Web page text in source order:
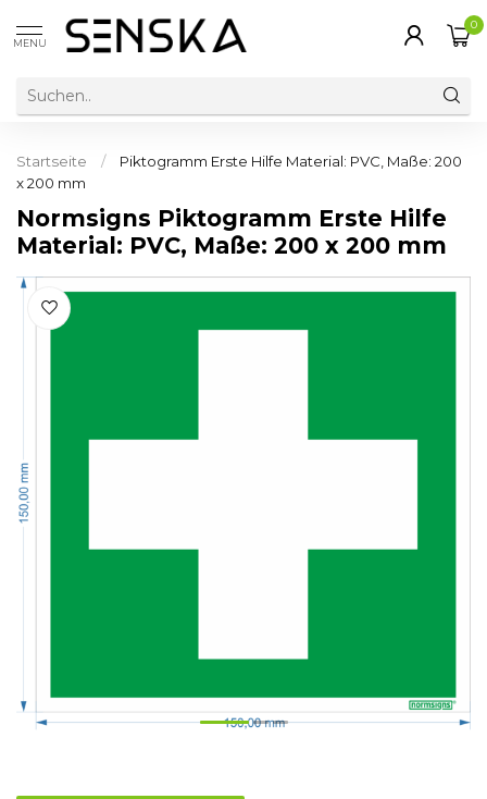
MENU
0
Startseite /
Piktogramm Erste Hilfe Material: PVC, Maße: 200
x 200 mm
Normsigns Piktogramm Erste Hilfe
Material: PVC, Maße: 200 x 200 mm